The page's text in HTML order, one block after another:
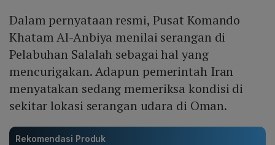
Dalam pernyataan resmi, Pusat Komando
Khatam Al-Anbiya menilai serangan di
Pelabuhan Salalah sebagai hal yang
mencurigakan. Adapun pemerintah Iran
menyatakan sedang memeriksa kondisi di
sekitar lokasi serangan udara di Oman.
Rekomendasi Produk